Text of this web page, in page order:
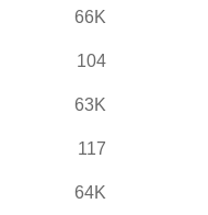
66K
104
63K
117
64K